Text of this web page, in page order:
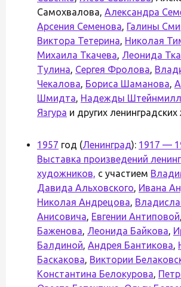
Самохвалова, Александра
Арсения Семенова, Галины
Виктора Тетерина, Николая
Михаила Ткачева, Леонида
Тулина, Сергея Фролова,
Чекалова, Бориса Шаманова,
Шмидта, Надежды
Язгура и других
1957 год (Ленинград): 1917 —
Выставка произведений
художников, с участием
Давида Альховского, Ивана
Николая Андрецова,
Анисовича, Евгении Антиповой,
Баженова, Леонида Байкова,
Балдиной, Андрея Бантикова,
Баскакова, Виктории
Константина Белокурова,